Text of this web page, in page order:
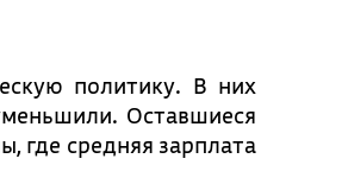
политику. В них
Оставшиеся
где средняя зарплата